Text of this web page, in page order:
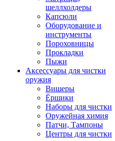
шеллхолдеры
Капсюли
Оборудование и
инструменты
Пороховницы
Прокладки
Пыжи
Аксессуары для чистки
оружия
Вишеры
Ёршики
Наборы для чистки
Оружейная химия
Патчи, Тампоны
Центры для чистки